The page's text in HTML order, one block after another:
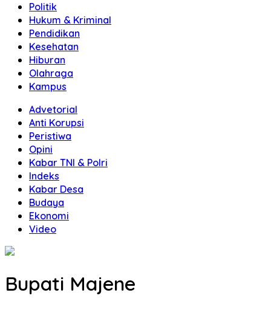
Politik
Hukum & Kriminal
Pendidikan
Kesehatan
Hiburan
Olahraga
Kampus
Advetorial
Anti Korupsi
Peristiwa
Opini
Kabar TNI & Polri
Indeks
Kabar Desa
Budaya
Ekonomi
Video
Bupati Majene